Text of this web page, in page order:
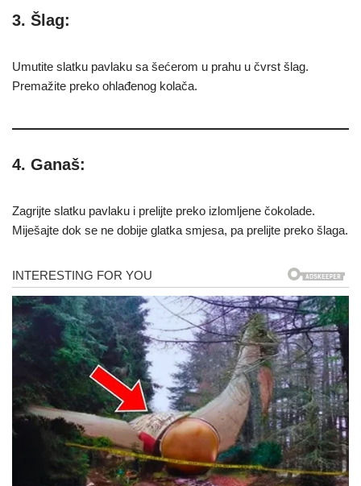
3. Šlag:
Umutite slatku pavlaku sa šećerom u prahu u čvrst šlag.
Premažite preko ohlađenog kolača.
4. Ganaš:
Zagrijte slatku pavlaku i prelijte preko izlomljene čokolade.
Miješajte dok se ne dobije glatka smjesa, pa prelijte preko šlaga.